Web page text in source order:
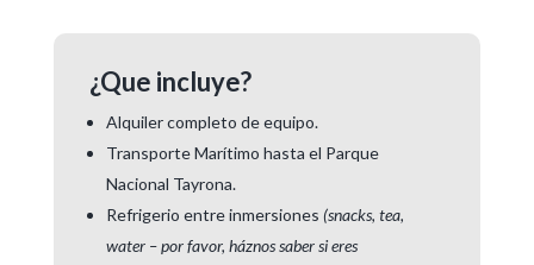
¿Que incluye?
Alquiler completo de equipo.
Transporte Marítimo hasta el Parque
Nacional Tayrona.
Refrigerio entre inmersiones (snacks, tea,
water – por favor, háznos saber si eres